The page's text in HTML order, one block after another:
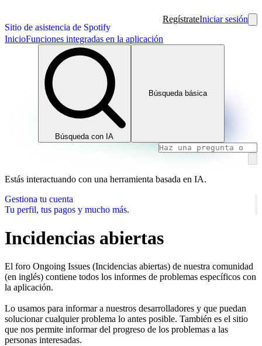
Sitio de asistencia de Spotify
RegístrateIniciar sesión
InicioFunciones integradas en la aplicación
Búsqueda con IA
Búsqueda básica
Estás interactuando con una herramienta basada en IA.
Gestiona tu cuenta
Tu perfil, tus pagos y mucho más.
Incidencias abiertas
El foro Ongoing Issues (Incidencias abiertas) de nuestra comunidad
(en inglés) contiene todos los informes de problemas específicos con
la aplicación.
Lo usamos para informar a nuestros desarrolladores y que puedan
solucionar cualquier problema lo antes posible. También es el sitio
que nos permite informar del progreso de los problemas a las
personas interesadas.